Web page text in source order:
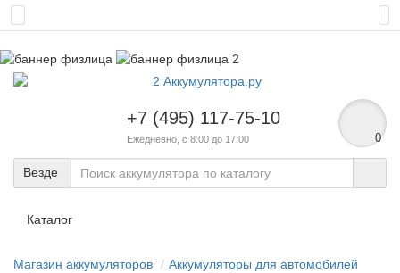
+7 (495) 117-75-10
Ежедневно, с 8:00 до 17:00 0
Везде
Каталог
Магазин аккумуляторов
Аккумуляторы для автомобилей